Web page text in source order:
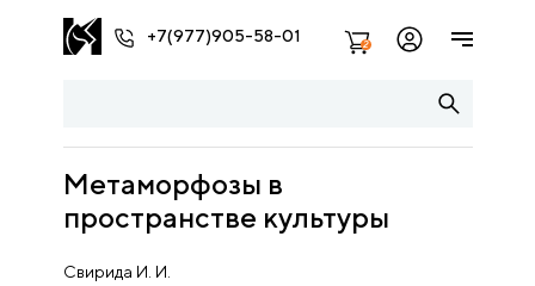
+7(977)905-58-01 2
Метаморфозы в
пространстве культуры
Свирида И. И.